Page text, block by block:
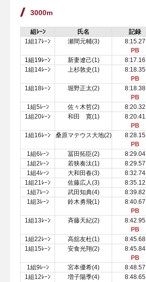
3000m
組ﾚｰﾝ 氏名 記録
1組17ﾚｰﾝ
瀬間元輔(3)
8:15.27
PB
1組19ﾚｰﾝ 新妻遼己(1) 8:17.16
1組14ﾚｰﾝ
上杉敦史(1)
8:18.35
PB
1組18ﾚｰﾝ 堀野正太(2)
8:18.38
PB
1組5ﾚｰﾝ 佐々木哲(2) 8:20.32
1組20ﾚｰﾝ
和田 寛(1)
8:20.41
PB
1組16ﾚｰﾝ 桑原マテウス大地(2)
8:28.15
PB
1組6ﾚｰﾝ 冨田拓臣(2) 8:29.04
1組2ﾚｰﾝ
若狭奏汰(1) 8:29.57
1組4ﾚｰﾝ
大和田春(3) 8:32.74
1組21ﾚｰﾝ
佐藤広人(3) 8:35.12
1組7ﾚｰﾝ
武田知典(4) 8:39.82
1組3ﾚｰﾝ
鈴木勇飛(1)
8:40.67
PB
1組13ﾚｰﾝ 斉藤天紀(2)
8:42.95
PB
1組22ﾚｰﾝ 高舘友杜(1) 8:45.68
1組15ﾚｰﾝ
安食光翔(2)
8:45.84
PB
1組9ﾚｰﾝ 宮本優希(4) 8:48.57
1組12ﾚｰﾝ
増子陽季(4)
8:48.65